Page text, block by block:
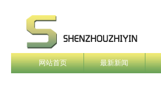
网站首页 最新新闻